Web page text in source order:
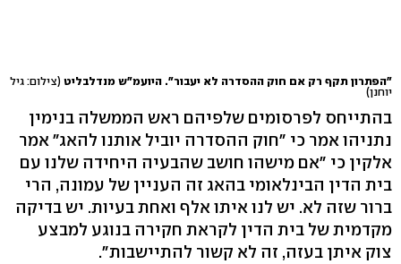
"הפתרון תקף רק אם חוק ההסדרה לא יעבור". היועמ"ש מנדלבליט (צילום: גיל
יוחנן)
בהתייחס לפרסומים שלפיהם ראש הממשלה בנימין
נתניהו אמר כי "חוק ההסדרה יוביל אותנו להאג" אמר
אלקין כי "אם מישהו חושב שהבעיה היחידה שלנו עם
בית הדין הבינלאומי בהאג זה העניין של עמונה, הרי
ברור שזה לא. יש לנו איתו אלף ואחת בעיות. יש בדיקה
מקדמית של בית הדין לקראת חקירה בנוגע למבצע
צוק איתן בעזה, זה לא קשור להתיישבות".